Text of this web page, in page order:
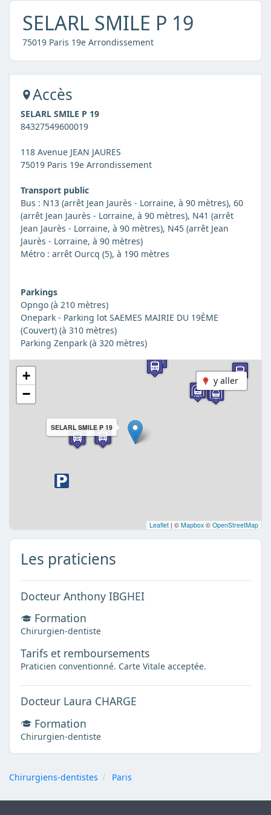
SELARL SMILE P 19
75019 Paris 19e Arrondissement
Accès
SELARL SMILE P 19
84327549600019
118 Avenue JEAN JAURES
75019 Paris 19e Arrondissement
Transport public
Bus : N13 (arrêt Jean Jaurès - Lorraine, à 90 mètres), 60
(arrêt Jean Jaurès - Lorraine, à 90 mètres), N41 (arrêt
Jean Jaurès - Lorraine, à 90 mètres), N45 (arrêt Jean
Jaurès - Lorraine, à 90 mètres)
Métro : arrêt Ourcq (5), à 190 mètres
Parkings
Opngo (à 210 mètres)
Onepark - Parking lot SAEMES MAIRIE DU 19ÈME
(Couvert) (à 310 mètres)
Parking Zenpark (à 320 mètres)
y aller
SELARL SMILE P 19
+
−
Leaflet | © Mapbox © OpenStreetMap
Les praticiens
Docteur Anthony IBGHEI
Formation
Chirurgien-dentiste
Tarifs et remboursements
Praticien conventionné. Carte Vitale acceptée.
Docteur Laura CHARGE
Formation
Chirurgien-dentiste
Chirurgiens-dentistes Paris